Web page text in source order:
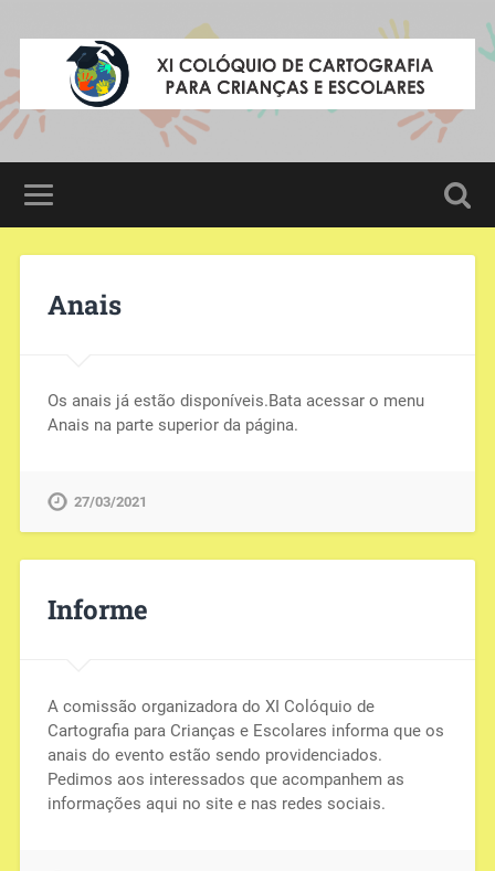
Anais
Os anais já estão disponíveis.Bata acessar o menu
Anais na parte superior da página.
27/03/2021
Informe
A comissão organizadora do XI Colóquio de
Cartografia para Crianças e Escolares informa que os
anais do evento estão sendo providenciados.
Pedimos aos interessados que acompanhem as
informações aqui no site e nas redes sociais.